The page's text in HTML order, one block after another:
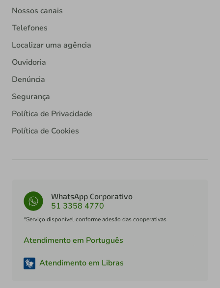
Nossos canais
Telefones
Localizar uma agência
Ouvidoria
Denúncia
Segurança
Política de Privacidade
Política de Cookies
WhatsApp Corporativo
51 3358 4770
*Serviço disponível conforme adesão das cooperativas
Atendimento em Português
Atendimento em Libras